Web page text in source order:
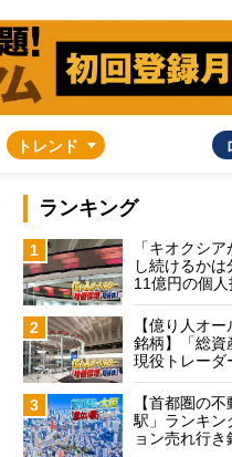
トレンド
ランキング
1
「キオクシ
し続けるか
11億円の個人
2
【億り人オ
銘柄】「総資
現役トレーダ
3
【首都圏の
駅」ランキン
ョン売れ行き